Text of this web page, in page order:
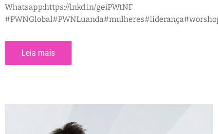
Whatsapp:https://lnkd.in/geiPWtNF
Leia mais